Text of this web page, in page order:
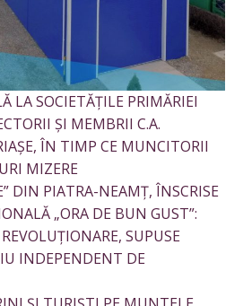
LA SOCIETĂȚILE PRIMĂRIEI
ȘI MEMBRII C.A.
ÎN TIMP CE MUNCITORII
MIZERE
DIN PIATRA-NEAMȚ, ÎNSCRISE
„ORA DE BUN GUST”:
SUPUSE
INDEPENDENT DE